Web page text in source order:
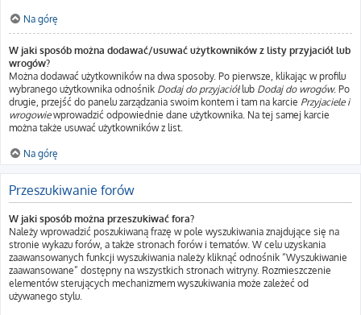
Na górę
W jaki sposób można dodawać/usuwać użytkowników z listy przyjaciół lub
wrogów?
Można dodawać użytkowników na dwa sposoby. Po pierwsze, klikając w profilu
wybranego użytkownika odnośnik Dodaj do przyjaciółlub Dodaj do wrogów. Po
drugie, przejść do panelu zarządzania swoim kontem i tam na karcie Przyjaciele i
wrogowiewprowadzić odpowiednie dane użytkownika. Na tej samej karcie
można także usuwać użytkowników z list.
Na górę
Przeszukiwanie forów
W jaki sposób można przeszukiwać fora?
Należy wprowadzić poszukiwaną frazę w pole wyszukiwania znajdujące się na
stronie wykazu forów, a także stronach forów i tematów. W celu uzyskania
zaawansowanych funkcji wyszukiwania należy kliknąć odnośnik “Wyszukiwanie
zaawansowane” dostępny na wszystkich stronach witryny. Rozmieszczenie
elementów sterujących mechanizmem wyszukiwania może zależeć od
używanego stylu.